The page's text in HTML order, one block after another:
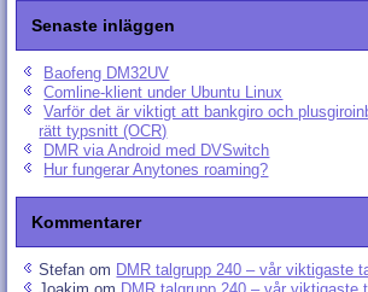
Senaste inläggen
Baofeng DM32UV
Comline-klient under Ubuntu Linux
Varför det är viktigt att bankgiro och
rätt typsnitt (OCR)
DMR via Android med DVSwitch
Hur fungerar Anytones roaming?
Kommentarer
Stefan om DMR talgrupp 240 – vår viktigaste